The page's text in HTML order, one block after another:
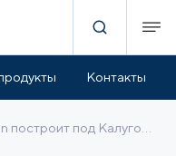
Контакты